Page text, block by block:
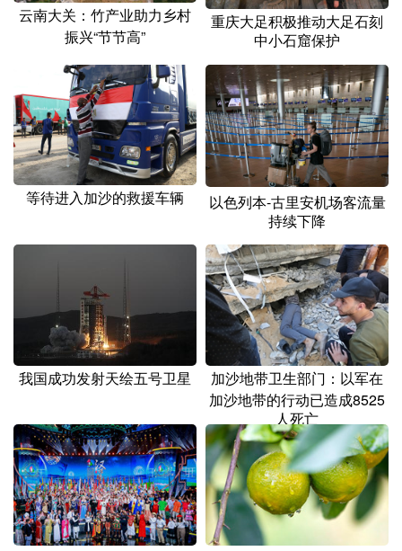
English Español Français عربى
Русский язык 日本語 한국어
Deutsch Português
云南大关：竹产业助力乡村
振兴“节节高”
重庆大足积极推动大足石刻
中小石窟保护
等待进入加沙的救援车辆
以色列本-古里安机场客流量
持续下降
我国成功发射天绘五号卫星
加沙地带卫生部门：以军在
加沙地带的行动已造成8525
人死亡